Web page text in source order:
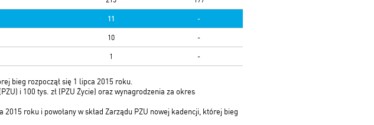
11 -
10 -
1 -
bieg rozpoczął się 1 lipca 2015 roku.
i 100 tys. zł (PZU Życie) oraz wynagrodzenia za okres
roku i powołany w skład Zarządu PZU nowej kadencji, której bieg